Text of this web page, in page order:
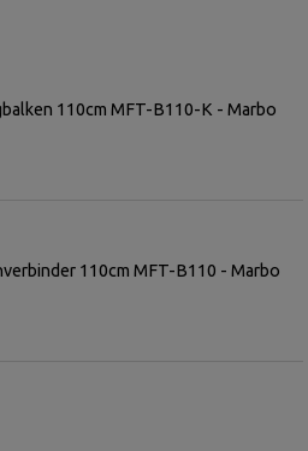
110cm MFT-B110-K - Marbo
110cm MFT-B110 - Marbo